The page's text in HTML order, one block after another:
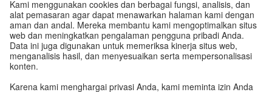
Kursus bahasa Jerman dari Goethe-Institut
Portal guru “Deutschstunde”
Privasi dan Aksesibilitas